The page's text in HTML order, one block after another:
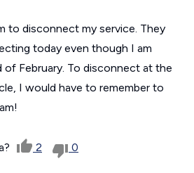
to disconnect my service. They
today even though I am
of February. To disconnect at the
I would have to remember to
2 0